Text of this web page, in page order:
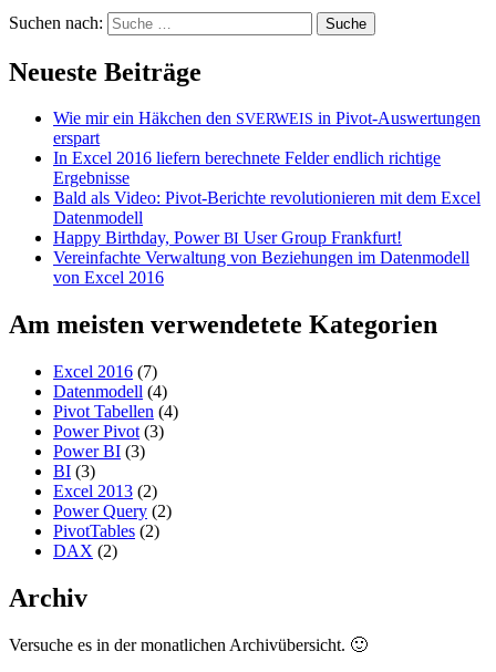
Suchen nach:
Neueste Beiträge
Wie mir ein Häkchen den SVERWEIS in Pivot-Auswertungen
erspart
In Excel 2016 liefern berechnete Felder endlich richtige
Ergebnisse
Bald als Video: Pivot-Berichte revolutionieren mit dem Excel
Datenmodell
Happy Birthday, PowerBI User Group Frankfurt!
Vereinfachte Verwaltung von Beziehungen im Datenmodell
von Excel 2016
Am meisten verwendetete Kategorien
Excel 2016 (7)
Datenmodell (4)
Pivot Tabellen (4)
Power Pivot (3)
Power BI (3)
BI (3)
Excel 2013 (2)
Power Query (2)
PivotTables (2)
DAX (2)
Archiv
Versuche es in der monatlichen Archivübersicht. 🙂